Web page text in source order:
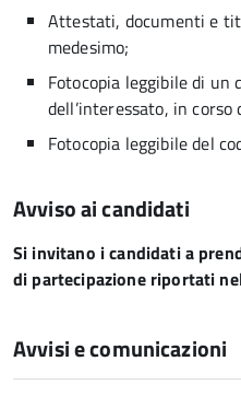
Attestati, documenti e
medesimo;
Fotocopia leggibile di
dell’interessato, in corso
Fotocopia leggibile del
Avviso ai candidati
Si invitano i candidati a
di partecipazione riportati
Avvisi e comunicazioni